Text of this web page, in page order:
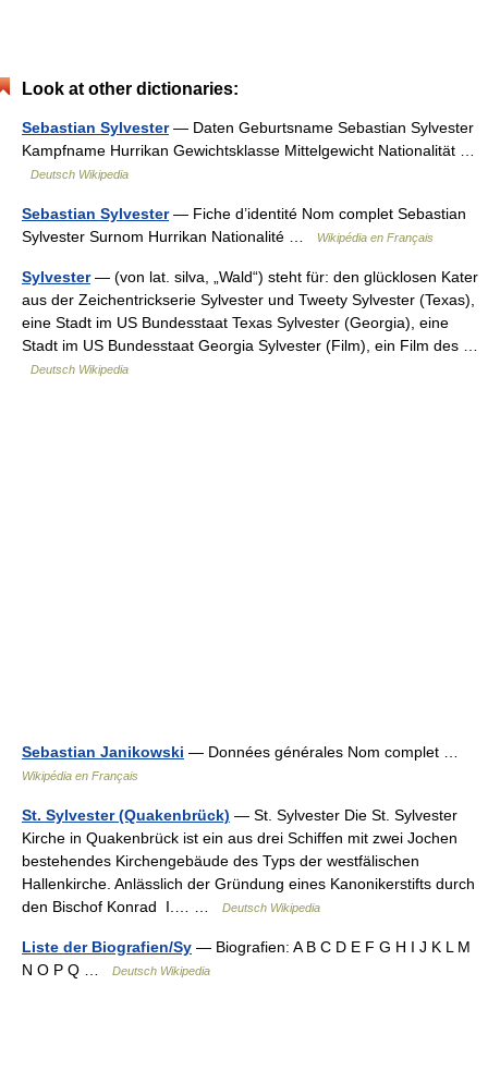
Look at other dictionaries:
Sebastian Sylvester— Daten Geburtsname Sebastian Sylvester
Kampfname Hurrikan Gewichtsklasse Mittelgewicht Nationalität …
Deutsch Wikipedia
Sebastian Sylvester— Fiche d’identité Nom complet Sebastian
Sylvester Surnom Hurrikan Nationalité …
Wikipédia en Français
Sylvester— (von lat. silva, „Wald“) steht für: den glücklosen Kater
aus der Zeichentrickserie Sylvester und Tweety Sylvester (Texas),
eine Stadt im US Bundesstaat Texas Sylvester (Georgia), eine
Stadt im US Bundesstaat Georgia Sylvester (Film), ein Film des …
Deutsch Wikipedia
Sebastian Janikowski — Données générales Nom complet …
Wikipédia en Français
St. Sylvester (Quakenbrück) — St. Sylvester Die St. Sylvester
Kirche in Quakenbrück ist ein aus drei Schiffen mit zwei Jochen
bestehendes Kirchengebäude des Typs der westfälischen
Hallenkirche. Anlässlich der Gründung eines Kanonikerstifts durch
den Bischof Konrad I.… …
Deutsch Wikipedia
Liste der Biografien/Sy — Biografien: A B C D E F G H I J K L M
N O P Q …
Deutsch Wikipedia